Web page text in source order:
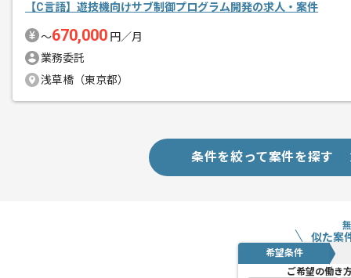
【C言語】遊技機向けサブ制御プログラム開発の求人・案件
〜670,000 円／月
業務委託
浅草橋（東京都）
条件を絞って案件を探す
似た案
希望条件
ご希望の働き